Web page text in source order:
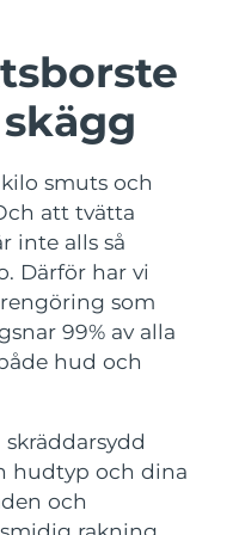
smuts och
att tvätta
inte alls så
Därför har vi
som
99% av alla
hud och
hudtyp och dina
och
massage
on-the-go
& lips
device
light therapy
toothbrush
sonic toothbrush
behandlingar
Förväntad leverans8/11/26
Förväntad leverans
leverans
leverans8/13/26
leverans8/15/26
leverans8/14/26
leverans